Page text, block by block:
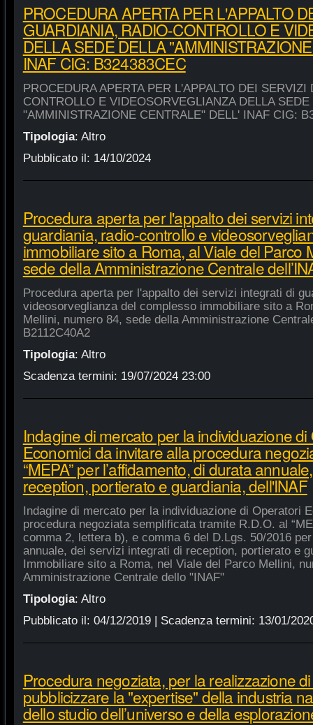
PROCEDURA APERTA PER L'APPALTO
GUARDIANIA, RADIO-CONTROLLO E
DELLA SEDE DELLA
INAF CIG: B324383CEC
PROCEDURA APERTA PER L'APPALTO DEI
CONTROLLO E VIDEOSORVEGLIANZA DELLA SEDE
"AMMINISTRAZIONE CENTRALE" DELL' INAF CIG:
Tipologia: Altro
Pubblicato il: 14/10/2024
Procedura aperta per l'appalto dei servizi
guardiania, radio-controllo e
immobiliare sito a Roma, al Viale del Parco
sede della Amministrazione Centrale
Procedura aperta per l'appalto dei servizi integrati di
videosorveglianza del complesso immobiliare sito a
Mellini, numero 84, sede della Amministrazione
B2112C40A2
Tipologia: Altro
Scadenza termini: 19/07/2024 23:00
Indagine di mercato per la individuazione
Economici da invitare alla procedura
“MEPA” per l’affidamento, di durata
reception, portierato e guardiania, dell'INAF
Indagine di mercato per la individuazione di Operatori
procedura negoziata semplificata tramite R.D.O. al
comma 2, lettera b), e comma 6 del D.Lgs. 50/2016
annuale, dei servizi integrati di reception, portierato e
Immobiliare sito a Roma, nel Viale del Parco Mellini,
Amministrazione Centrale dello "INAF"
Tipologia: Altro
Pubblicato il: 04/12/2019| Scadenza termini: 13/01/
Procedura negoziata, per la realizzazione
pubblicizzare la "expertise" della industria
dello studio dell’universo e della